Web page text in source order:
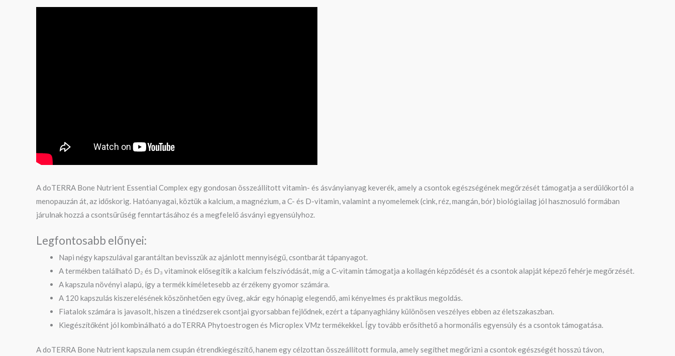
A doTERRA Bone Nutrient Essential Complex egy gondosan összeállított vitamin- és ásványianyag keverék, amely a csontok egészségének megőrzését támogatja a serdülőkortól a
menopauzán át, az időskorig. Hatóanyagai, köztük a kalcium, a magnézium, a C- és D-vitamin, valamint a nyomelemek (cink, réz, mangán, bór) biológiailag jól hasznosuló formában
járulnak hozzá a csontsűrűség fenntartásához és a megfelelő ásványi egyensúlyhoz.
Legfontosabb előnyei:
Napi négy kapszulával garantáltan bevisszük az ajánlott mennyiségű, csontbarát tápanyagot.
A termékben található D₂ és D₃ vitaminok elősegítik a kalcium felszívódását, míg a C-vitamin támogatja a kollagén képződését és a csontok alapját képező fehérje megőrzését.
A kapszula növényi alapú, így a termék kíméletesebb az érzékeny gyomor számára.
A 120 kapszulás kiszerelésének köszönhetően egy üveg, akár egy hónapig elegendő, ami kényelmes és praktikus megoldás.
Fiatalok számára is javasolt, hiszen a tinédzserek csontjai gyorsabban fejlődnek, ezért a tápanyaghiány különösen veszélyes ebben az életszakaszban.
Kiegészítőként jól kombinálható a doTERRA Phytoestrogen és Microplex VMz termékekkel. Így tovább erősíthető a hormonális egyensúly és a csontok támogatása.
A doTERRA Bone Nutrient kapszula nem csupán étrendkiegészítő, hanem egy célzottan összeállított formula, amely segíthet megőrizni a csontok egészségét hosszú távon,